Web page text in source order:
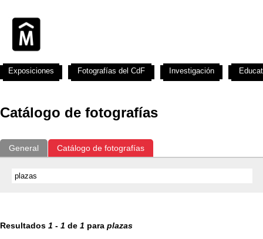
Catálogo de fotografías
General Catálogo de fotografías
Resultados 1 - 1 de 1 para plazas
Exposiciones Fotografías del CdF Investigación